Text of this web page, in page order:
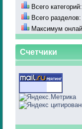
Всего
Всего разделов:
Максимум
Счетчики